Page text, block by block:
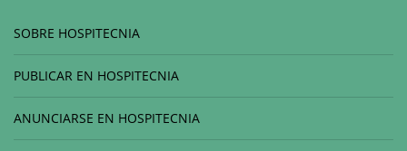
SOBRE HOSPITECNIA
PUBLICAR EN HOSPITECNIA
ANUNCIARSE EN HOSPITECNIA